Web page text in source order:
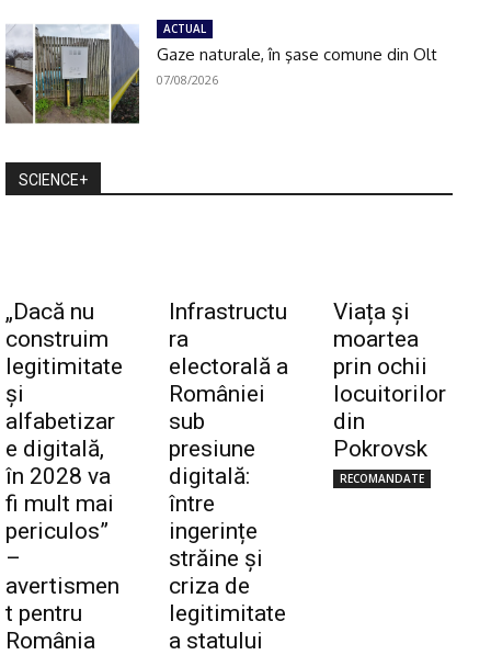
ACTUAL
Gaze naturale, în şase comune din Olt
07/08/2026
SCIENCE+
„Dacă nu
construim
legitimitate
și
alfabetizar
e digitală,
în 2028 va
fi mult mai
periculos”
–
avertismen
t pentru
România
Infrastructu
ra
electorală a
României
sub
presiune
digitală:
între
ingerințe
străine și
criza de
legitimitate
a statului
Viața și
moartea
prin ochii
locuitorilor
din
Pokrovsk
RECOMANDATE